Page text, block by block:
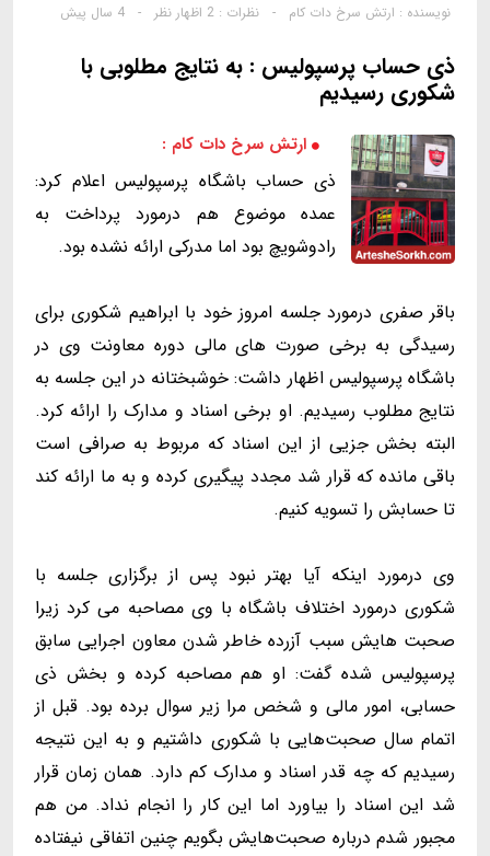
نویسنده : ارتش سرخ دات کام - نظرات : 2 اظهار نظر - 4 سال پیش
ذی حساب پرسپولیس : به نتایج مطلوبی با
شکوری رسیدیم
ارتش سرخ دات کام :
ذی حساب باشگاه پرسپولیس اعلام کرد:
عمده موضوع هم درمورد پرداخت به
رادوشویچ بود اما مدرکی ارائه نشده بود.
باقر صفری درمورد جلسه امروز خود با ابراهیم شکوری برای
رسیدگی به برخی صورت های مالی دوره معاونت وی در
باشگاه پرسپولیس اظهار داشت: خوشبختانه در این جلسه به
نتایج مطلوب رسیدیم. او برخی اسناد و مدارک را ارائه کرد.
البته بخش جزیی از این اسناد که مربوط به صرافی است
باقی مانده که قرار شد مجدد پیگیری کرده و به ما ارائه کند
تا حسابش را تسویه کنیم.
وی درمورد اینکه آیا بهتر نبود پس از برگزاری جلسه با
شکوری درمورد اختلاف باشگاه با وی مصاحبه می کرد زیرا
صحبت هایش سبب آزرده خاطر شدن معاون اجرایی سابق
پرسپولیس شده گفت: او هم مصاحبه کرده و بخش ذی
حسابی، امور مالی و شخص مرا زیر سوال برده بود. قبل از
اتمام سال صحبت‌هایی با شکوری داشتیم و به این نتیجه
رسیدیم که چه قدر اسناد و مدارک کم دارد. همان زمان قرار
شد این اسناد را بیاورد اما این کار را انجام نداد. من هم
مجبور شدم درباره صحبت‌هایش بگویم چنین اتفاقی نیفتاده